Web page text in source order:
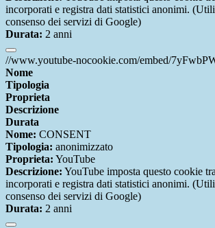
incorporati e registra dati statistici anonimi.
consenso dei servizi di Google)
Durata: 2 anni
//www.youtube-nocookie.com/embed/
Nome
Tipologia
Proprieta
Descrizione
Durata
Nome: CONSENT
Tipologia: anonimizzato
Proprieta: YouTube
Descrizione: YouTube imposta questo cookie
incorporati e registra dati statistici anonimi.
consenso dei servizi di Google)
Durata: 2 anni